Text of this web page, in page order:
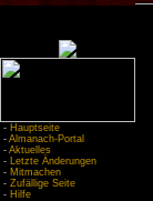
- Hauptseite
- Almanach-Portal
- Aktuelles
- Letzte Änderungen
- Mitmachen
- Zufällige Seite
- Hilfe